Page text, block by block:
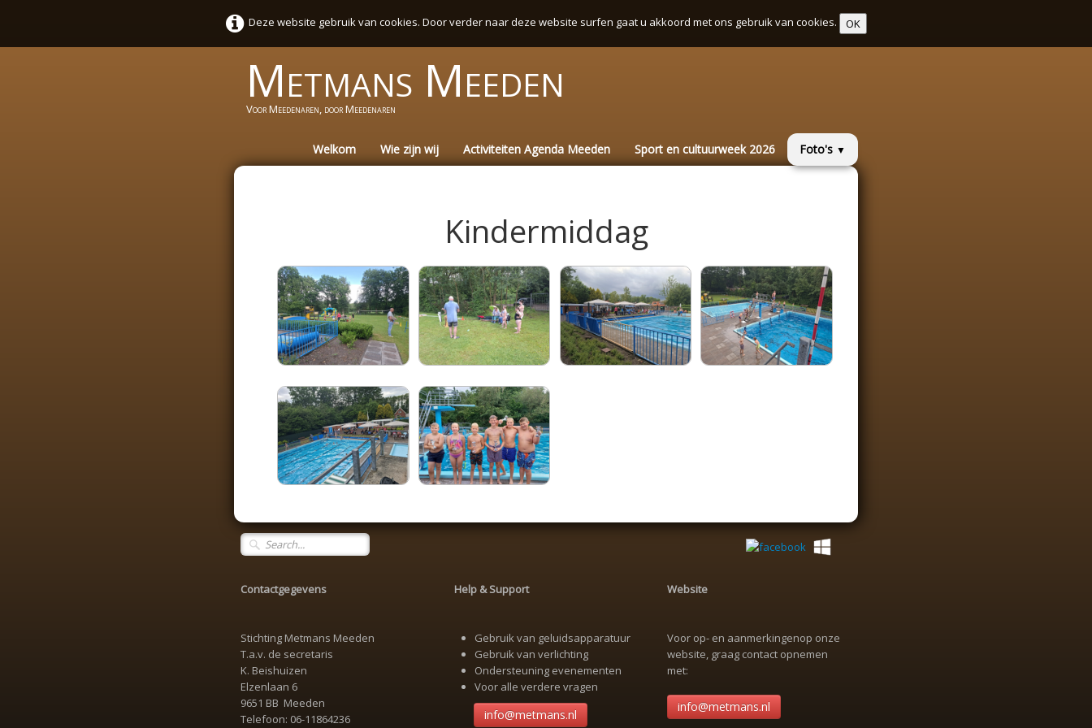
Deze website gebruik van cookies. Door verder naar deze website surfen gaat u akkoord met ons gebruik van cookies. OK
Metmans Meeden
Voor Meedenaren, door Meedenaren
Welkom Wie zijn wij Activiteiten Agenda Meeden Sport en cultuurweek 2026 Foto's ▼
Kindermiddag
Contactgegevens
Stichting Metmans Meeden
T.a.v. de secretaris
K. Beishuizen
Elzenlaan 6
9651 BB Meeden
Telefoon: 06-11864236
Help & Support
Gebruik van geluidsapparatuur
Gebruik van verlichting
Ondersteuning evenementen
Voor alle verdere vragen
info@metmans.nl
Website
Voor op- en aanmerkingenop onze
website, graag contact opnemen
met:
info@metmans.nl